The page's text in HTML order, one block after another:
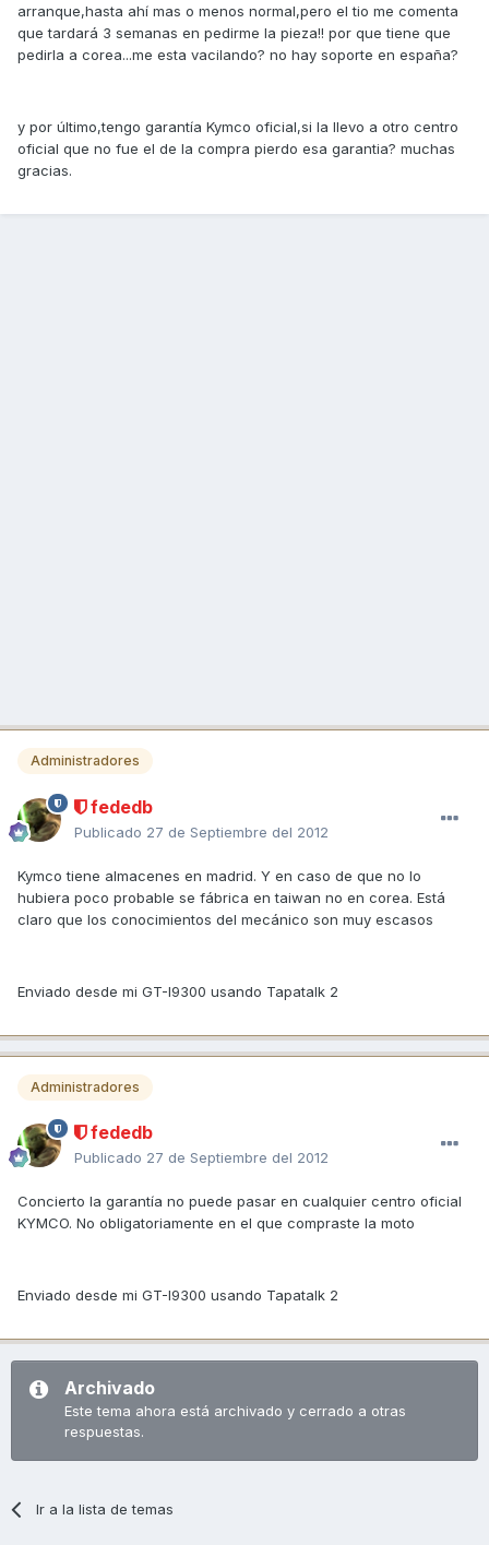
arranque,hasta ahí mas o menos normal,pero el tio me comenta
que tardará 3 semanas en pedirme la pieza!! por que tiene que
pedirla a corea...me esta vacilando? no hay soporte en españa?
y por último,tengo garantía Kymco oficial,si la llevo a otro centro
oficial que no fue el de la compra pierdo esa garantia? muchas
gracias.
Administradores
fededb
Publicado 27 de Septiembre del 2012
Kymco tiene almacenes en madrid. Y en caso de que no lo
hubiera poco probable se fábrica en taiwan no en corea. Está
claro que los conocimientos del mecánico son muy escasos
Enviado desde mi GT-I9300 usando Tapatalk 2
Administradores
fededb
Publicado 27 de Septiembre del 2012
Concierto la garantía no puede pasar en cualquier centro oficial
KYMCO. No obligatoriamente en el que compraste la moto
Enviado desde mi GT-I9300 usando Tapatalk 2
Archivado
Este tema ahora está archivado y cerrado a otras
respuestas.
Ir a la lista de temas